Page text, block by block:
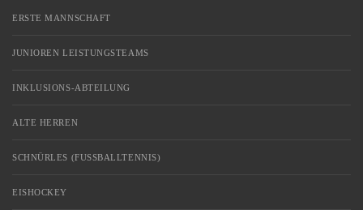
ERSTE MANNSCHAFT
JUNIOREN LEISTUNGSTEAMS
INKLUSIONS-ABTEILUNG
ALTE HERREN
SCHNÜRLES (FUSSBALLTENNIS)
EISHOCKEY